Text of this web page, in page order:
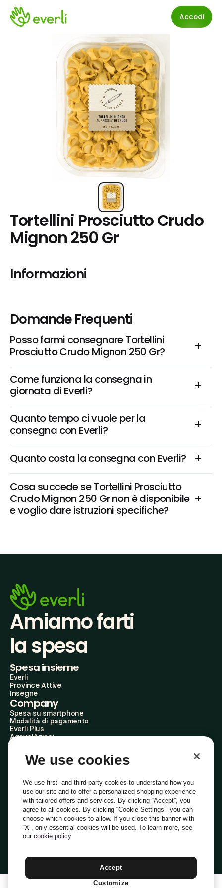
Accedi
Tortellini Prosciutto Crudo
Mignon 250 Gr
Informazioni
Domande Frequenti
Posso farmi consegnare Tortellini
Prosciutto Crudo Mignon 250 Gr?
Come funziona la consegna in
giornata di Everli?
Quanto tempo ci vuole per la
consegna con Everli?
Quanto costa la consegna con Everli?
Cosa succede se Tortellini Prosciutto
Crudo Mignon 250 Gr non è disponibile
e voglio dare istruzioni specifiche?
Amiamo farti
la spesa
Spesa insieme
Everli
Province Attive
Insegne
Company
Spesa su smartphone
Modalità di pagamento
Everli Plus
AgevolAzioni
Everli Shoppers
Scopri chi siamo
Domande frequenti
Lavora con noi
Diventa Shopper
Investitori
PrivacyCookiePreferenze Cookie
Termini e Condizioni
Italiano
We use cookies
We use first- and third-party cookies to understand how you
use our site and to offer a personalized shopping experience
with tailored offers and services. By clicking “Accept”, you
agree to all cookies. By clicking “Cookie Settings”, you can
choose which cookies to allow. If you close this banner with
“X”, only essential cookies will be used. To learn more, see
our cookie policy
Accept
Customize